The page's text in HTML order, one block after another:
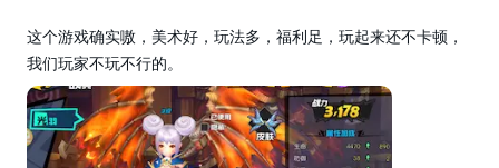
这个游戏确实嗷，美术好，玩法多，福利足，玩起来还不卡顿，
我们玩家不玩不行的。